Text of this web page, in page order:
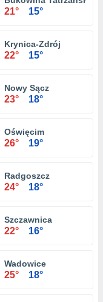
21° 15°
Krynica-Zdrój
22° 15°
Nowy Sącz
23° 18°
Oświęcim
26° 19°
Radgoszcz
24° 18°
Szczawnica
22° 16°
Wadowice
25° 18°